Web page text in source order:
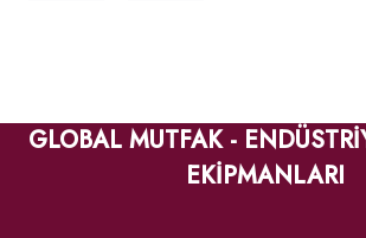
600
GLOBAL MUTFAK -
EKİPMANLARI